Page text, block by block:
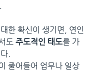
한 확신이 생기면, 연인
도 주도적인 태도를 가
.
줄어들어 업무나 일상